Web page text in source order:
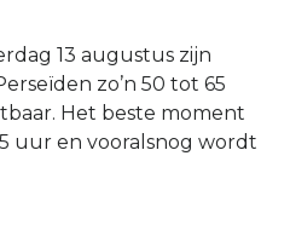
13 augustus zijn
zo’n 50 tot 65
Het beste moment
uur en vooralsnog wordt